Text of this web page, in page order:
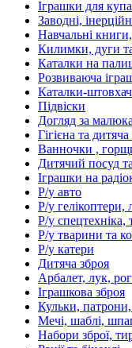
Іграшки для
Заводні,
Навчальні
Килимки, дуги
Каталки на
Розвиваюча
Каталки-
Підвіски
Догляд за
Гігієна та
Ванночки ,
Дитячий посуд
Іграшки на
Р/у авто
Р/у гелікоптери,
Р/у спецтехніка,
Р/у тварини та
Р/у катери
Дитяча зброя
Арбалет, лук,
Іграшкова зброя
Кульки, патрони,
Мечі, шаблі,
Набори зброї,